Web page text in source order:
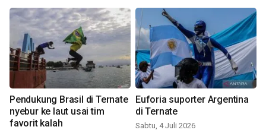
Pendukung Brasil di Ternate
nyebur ke laut usai tim
favorit kalah
Euforia suporter Argentina
di Ternate
Sabtu, 4 Juli 2026